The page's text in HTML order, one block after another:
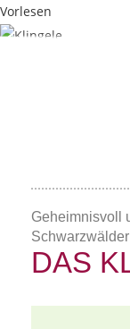
Vorlesen
Geheimnisvoll
DAS